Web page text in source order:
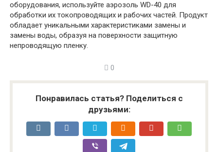
оборудования, используйте аэрозоль WD-40 для
обработки их токопроводящих и рабочих частей. Продукт
обладает уникальными характеристиками замены и
замены воды, образуя на поверхности защитную
непроводящую пленку.
0
Понравилась статья? Поделиться с
друзьями: